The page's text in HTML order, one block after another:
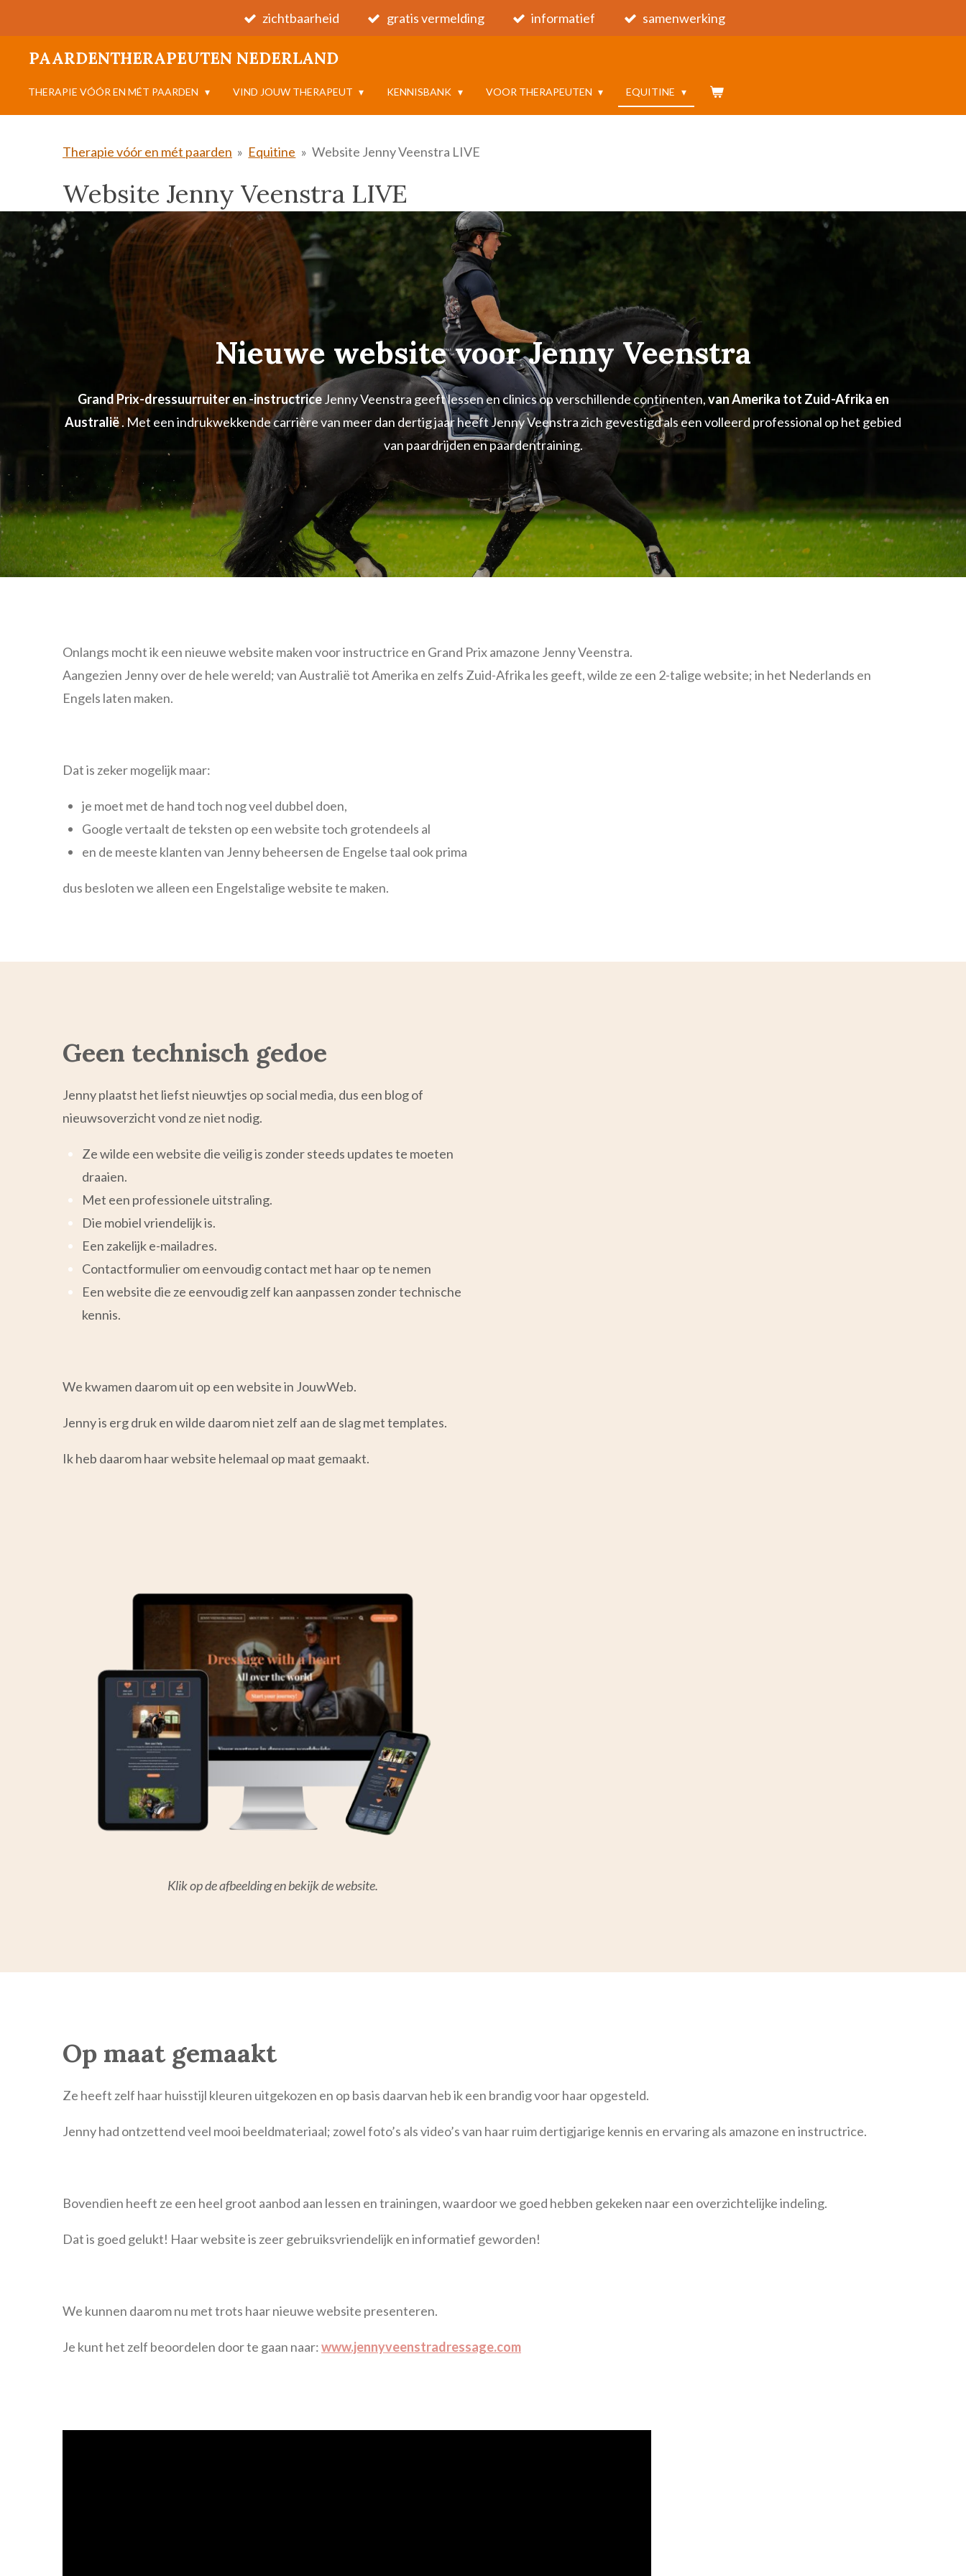
naar
zichtbaarheid gratis vermelding informatief samenwerking
PAARDENTHERAPEUTEN NEDERLAND
THERAPIE VÓÓR EN MÉT PAARDEN VIND JOUW THERAPEUT KENNISBANK VOOR THERAPEUTEN EQUITINE
Therapie vóór en mét paarden » Equitine » Website Jenny Veenstra LIVE
Website Jenny Veenstra LIVE
Nieuwe website voor Jenny Veenstra
Grand Prix-dressuurruiter en -instructriceJenny Veenstra geeft lessen en clinics op verschillende continenten,van Amerika tot Zuid-Afrika en
Australië. Met een indrukwekkende carrière van meer dan dertig jaar heeft Jenny Veenstra zich gevestigd als een volleerd professional op het gebied
van paardrijden en paardentraining.
Onlangs mocht ik een nieuwe website maken voor instructrice en Grand Prix amazone Jenny Veenstra.
Aangezien Jenny over de hele wereld; van Australië tot Amerika en zelfs Zuid-Afrika les geeft, wilde ze een 2-talige website; in het Nederlands en
Engels laten maken.
Dat is zeker mogelijk maar:
je moet met de hand toch nog veel dubbel doen,
Google vertaalt de teksten op een website toch grotendeels al
en de meeste klanten van Jenny beheersen de Engelse taal ook prima
dus besloten we alleen een Engelstalige website te maken.
Geen technisch gedoe
Jenny plaatst het liefst nieuwtjes op social media, dus een blog of
nieuwsoverzicht vond ze niet nodig.
Ze wilde een website die veilig is zonder steeds updates te moeten
draaien.
Met een professionele uitstraling.
Die mobiel vriendelijk is.
Een zakelijk e-mailadres.
Contactformulier om eenvoudig contact met haar op te nemen
Een website die ze eenvoudig zelf kan aanpassen zonder technische
kennis.
We kwamen daarom uit op een website in JouwWeb.
Jenny is erg druk en wilde daarom niet zelf aan de slag met templates.
Ik heb daarom haar website helemaal op maat gemaakt.
Klik op de afbeelding en bekijk de website.
Op maat gemaakt
Ze heeft zelf haar huisstijl kleuren uitgekozen en op basis daarvan heb ik een brandig voor haar opgesteld.
Jenny had ontzettend veel mooi beeldmateriaal; zowel foto’s als video’s van haar ruim dertigjarige kennis en ervaring als amazone en instructrice.
Bovendien heeft ze een heel groot aanbod aan lessen en trainingen, waardoor we goed hebben gekeken naar een overzichtelijke indeling.
Dat is goed gelukt! Haar website is zeer gebruiksvriendelijk en informatief geworden!
We kunnen daarom nu met trots haar nieuwe website presenteren.
Je kunt het zelf beoordelen door te gaan naar:www.jennyveenstradressage.com